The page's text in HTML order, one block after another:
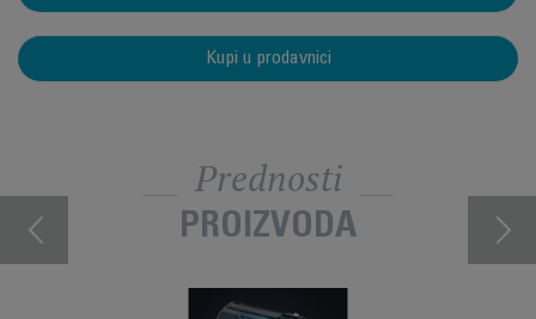
Kupi u prodavnici
Prednosti
PROIZVODA